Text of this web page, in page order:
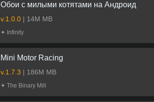
Обои с милыми котятами на Андроид
v.1.0.0 | 14M MB
✦ Infinity
Mini Motor Racing
v.1.7.3 | 186M MB
✦ The Binary Mill